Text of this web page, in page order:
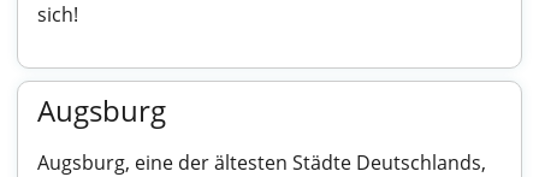
sich!
Augsburg
Augsburg, eine der ältesten Städte Deutschlands,